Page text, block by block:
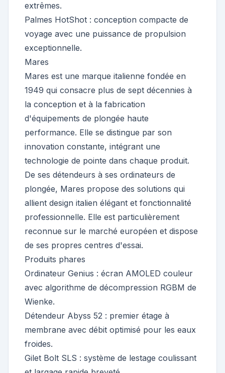
extrêmes.
Palmes HotShot : conception compacte de
voyage avec une puissance de propulsion
exceptionnelle.
Mares
Mares est une marque italienne fondée en
1949 qui consacre plus de sept décennies à
la conception et à la fabrication
d'équipements de plongée haute
performance. Elle se distingue par son
innovation constante, intégrant une
technologie de pointe dans chaque produit.
De ses détendeurs à ses ordinateurs de
plongée, Mares propose des solutions qui
allient design italien élégant et fonctionnalité
professionnelle. Elle est particulièrement
reconnue sur le marché européen et dispose
de ses propres centres d'essai.
Produits phares
Ordinateur Genius : écran AMOLED couleur
avec algorithme de décompression RGBM de
Wienke.
Détendeur Abyss 52 : premier étage à
membrane avec débit optimisé pour les eaux
froides.
Gilet Bolt SLS : système de lestage coulissant